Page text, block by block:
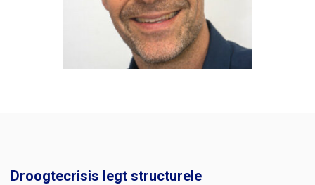
Droogtecrisis legt structurele